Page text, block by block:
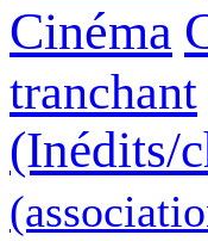
Cinéma
tranchant
(Inédits/